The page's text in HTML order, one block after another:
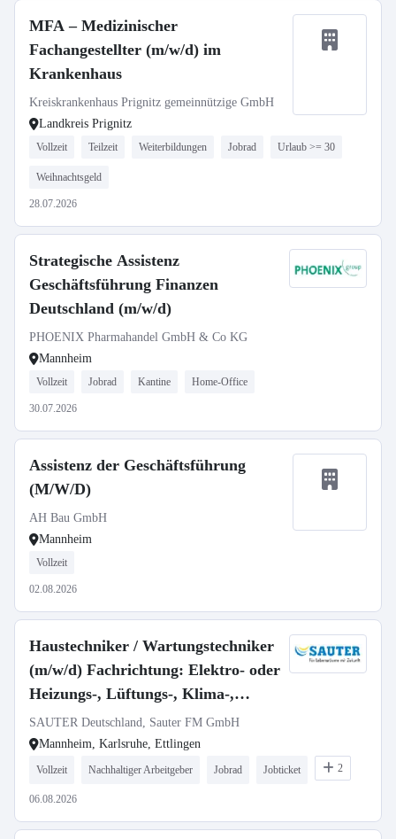
MFA – Medizinischer
Fachangestellter (m/w/d) im
Krankenhaus
Kreiskrankenhaus Prignitz gemeinnützige GmbH
Landkreis Prignitz
Vollzeit Teilzeit Weiterbildungen Jobrad Urlaub >= 30
Weihnachtsgeld
28.07.2026
Strategische Assistenz
Geschäftsführung Finanzen
Deutschland (m/w/d)
PHOENIX Pharmahandel GmbH & Co KG
Mannheim
Vollzeit Jobrad Kantine Home-Office
30.07.2026
Assistenz der Geschäftsführung
(M/W/D)
AH Bau GmbH
Mannheim
Vollzeit
02.08.2026
Haustechniker / Wartungstechniker
(m/w/d) Fachrichtung: Elektro- oder
Heizungs-, Lüftungs-, Klima-,
Sanitärtechnik
SAUTER Deutschland, Sauter FM GmbH
Mannheim, Karlsruhe, Ettlingen
Vollzeit Nachhaltiger Arbeitgeber Jobrad Jobticket 2
06.08.2026